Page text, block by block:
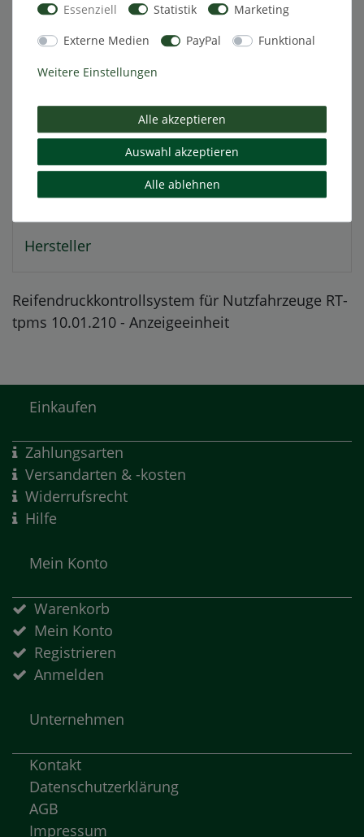
* inkl. ges. MwSt. zzgl.Versandkosten
Weitere Details
EU-Verantwortlicher
Hersteller
Reifendruckkontrollsystem für Nutzfahrzeuge RT-
tpms 10.01.210 - Anzeigeeinheit
Einkaufen
Zahlungsarten
Versandarten & -kosten
Widerrufsrecht
Hilfe
Mein Konto
Warenkorb
Mein Konto
Registrieren
Anmelden
Unternehmen
Kontakt
Datenschutzerklärung
AGB
Impressum
Essenziell Statistik Marketing
Externe Medien PayPal Funktional
Weitere Einstellungen
Alle akzeptieren
Auswahl akzeptieren
Alle ablehnen